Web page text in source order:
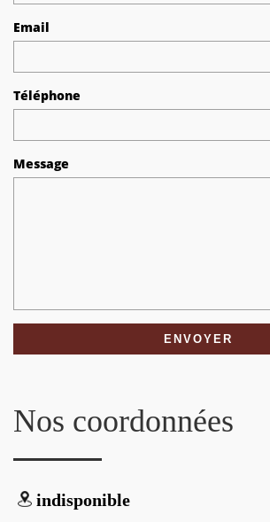
Email
Téléphone
Message
Nos coordonnées
indisponible